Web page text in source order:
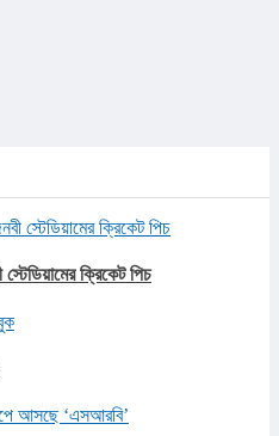
ক্রিকেট পিচ